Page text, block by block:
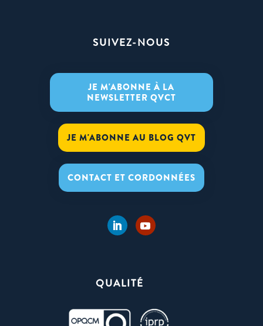
SUIVEZ-NOUS
JE M'ABONNE À LA
NEWSLETTER QVCT
JE M'ABONNE AU BLOG QVT
CONTACT ET CORDONNÉES
QUALITÉ